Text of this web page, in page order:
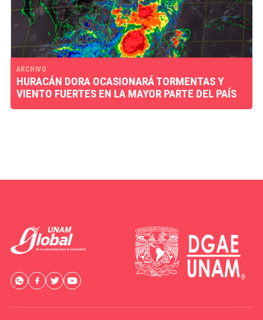
ARCHIVO
HURACÁN DORA OCASIONARÁ TORMENTAS Y
VIENTO FUERTES EN LA MAYOR PARTE DEL PAÍS